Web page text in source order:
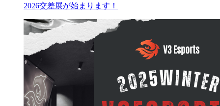
2026交差展が始まります！